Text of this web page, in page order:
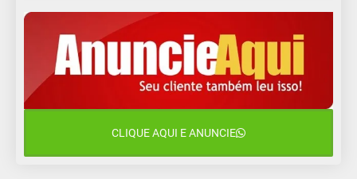
Segunda-Feira 15°C 11°C
11 de agosto
Terça-Feira
CLIQUE AQUI E ANUNCIE